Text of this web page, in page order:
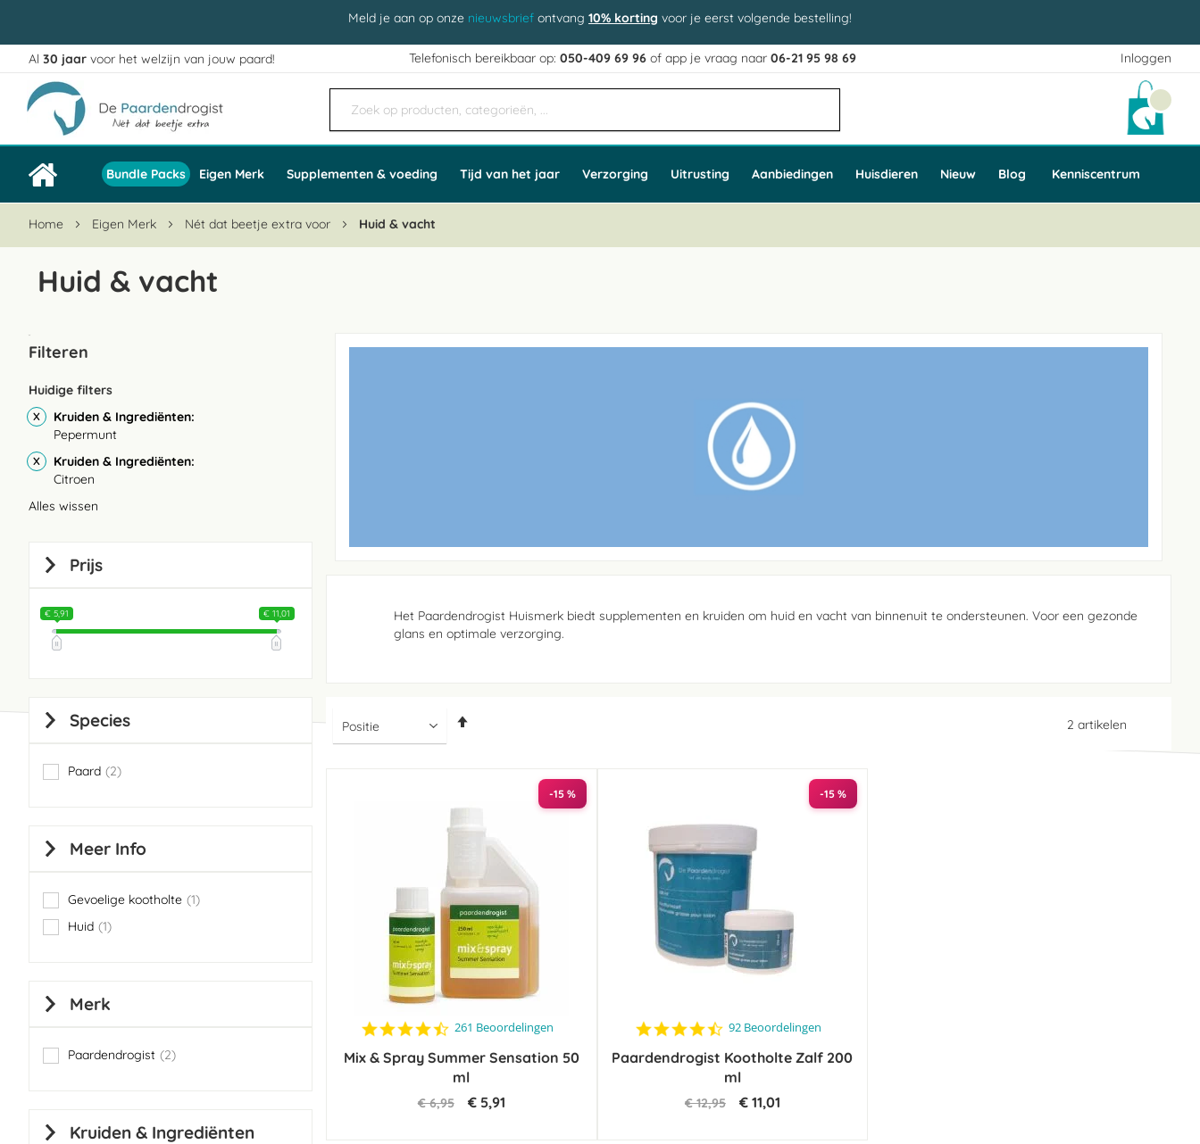
Meld je aan op onze nieuwsbrief ontvang 10% korting voor je eerst volgende bestelling!
Inloggen
Ga
naar
de
inhoud
Al 30 jaar voor het welzijn van jouw paard! Telefonisch bereikbaar op:050-409 69 96 of app je vraag naar06-21 95 98 69
Bundle Packs Eigen Merk Supplementen & voeding Tijd van het jaar Verzorging Uitrusting Aanbiedingen Huisdieren Nieuw Blog Kenniscentrum
Home Eigen Merk Nét dat beetje extra voor Huid & vacht
Huid & vacht
Het Paardendrogist Huismerk biedt supplementen en kruiden om huid en vacht van binnenuit te ondersteunen. Voor een gezonde
glans en optimale verzorging.
2 artikelen
-15 %
4.4
rating
261 Beoordelingen
Mix & Spray Summer Sensation 50
ml
€ 6,95 € 5,91
-15 %
4.6
rating
92 Beoordelingen
Paardendrogist Kootholte Zalf 200
ml
€ 12,95 € 11,01
Filteren
Huidige filters
Kruiden & Ingrediënten
Pepermunt
Kruiden & Ingrediënten
Citroen
Alles wissen
Prijs
€ 5,91 € 11,01
Species
Paard 2
items
Meer Info
Gevoelige kootholte 1
item
Huid 1
item
Merk
Paardendrogist 2
items
Kruiden & Ingrediënten